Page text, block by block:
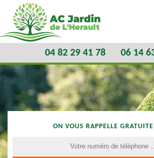
04 82 29 41 78 06 14
ON VOUS RAPPELLE